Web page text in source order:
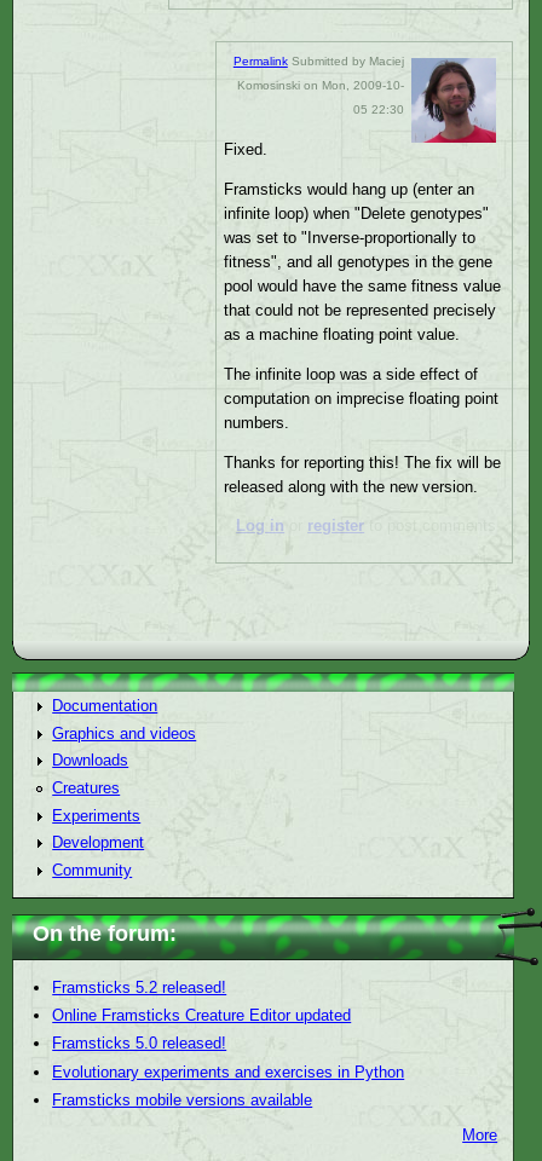
PermalinkSubmitted by Maciej
Komosinskion Mon, 2009-10-
05 22:30
Fixed.
Framsticks would hang up (enter an
infinite loop) when "Delete genotypes"
was set to "Inverse-proportionally to
fitness", and all genotypes in the gene
pool would have the same fitness value
that could not be represented precisely
as a machine floating point value.
The infinite loop was a side effect of
computation on imprecise floating point
numbers.
Thanks for reporting this! The fix will be
released along with the new version.
Log in register
Documentation
Graphics and videos
Downloads
Creatures
Experiments
Development
Community
On the forum:
Framsticks 5.2 released!
Online Framsticks Creature Editor updated
Framsticks 5.0 released!
Evolutionary experiments and exercises in Python
Framsticks mobile versions available
More